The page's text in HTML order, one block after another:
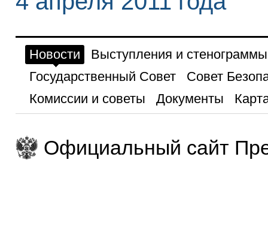
Новости
Выступления и стенограммы
Государственный Совет
Совет
Комиссии и советы
Документы
Официальный сайт